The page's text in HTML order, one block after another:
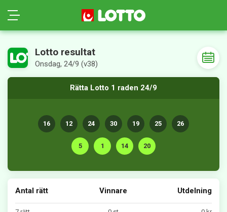
Lotto resultat
Onsdag, 24/9 (v38)
Rätta Lotto 1 raden 24/9
16 12 24 30 19 25 26
5 1 14 20
Antal rätt Vinnare Utdelning